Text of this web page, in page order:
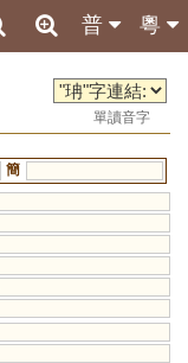
粵
普
單讀音字
簡